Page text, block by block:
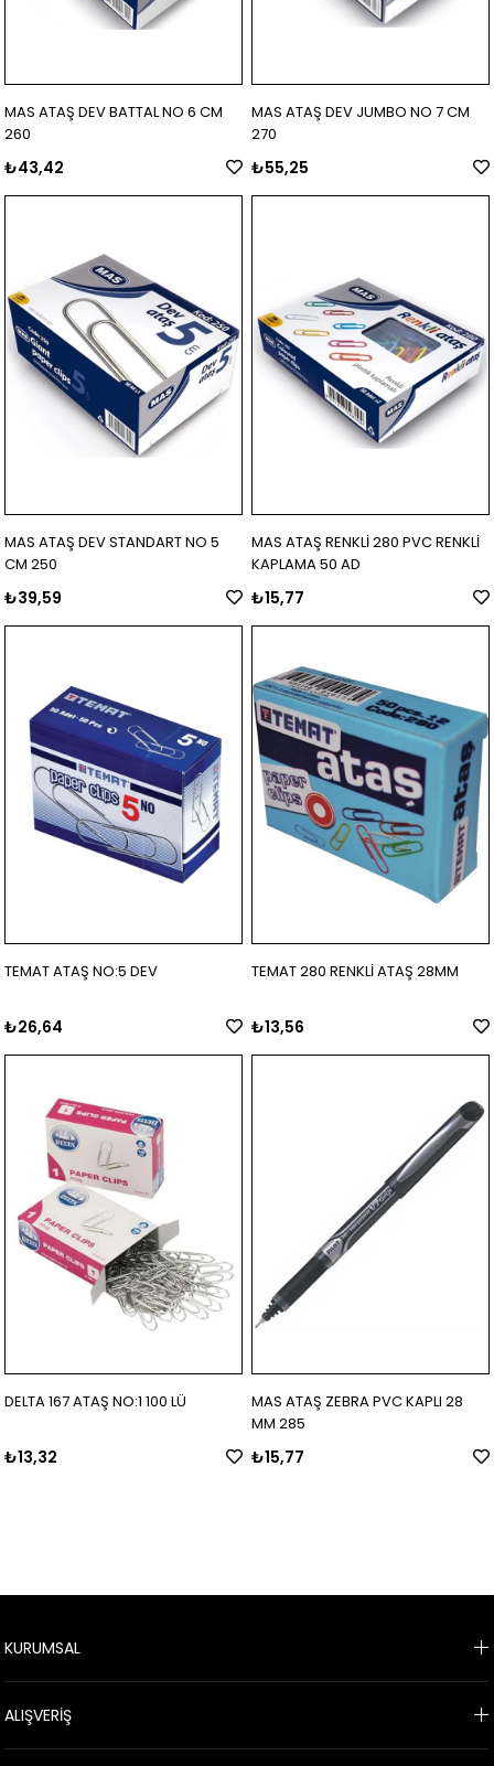
MAS ATAŞ DEV BATTAL NO 6 CM
260
₺43,42
MAS ATAŞ DEV JUMBO NO 7 CM
270
₺55,25
MAS ATAŞ DEV STANDART NO 5
CM 250
₺39,59
MAS ATAŞ RENKLİ 280 PVC RENKLİ
KAPLAMA 50 AD
₺15,77
TEMAT ATAŞ NO:5 DEV
₺26,64
TEMAT 280 RENKLİ ATAŞ 28MM
₺13,56
DELTA 167 ATAŞ NO:1 100 LÜ
₺13,32
MAS ATAŞ ZEBRA PVC KAPLI 28
MM 285
₺15,77
KURUMSAL
ALIŞVERİŞ